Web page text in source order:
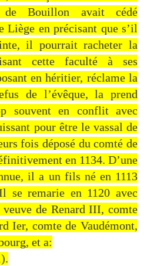
de Bouillon avait cédé
Liège en précisant que s’il
il pourrait racheter la
cette faculté à ses
en héritier, réclame la
de l’évêque, la prend
souvent en conflit avec
pour être le vassal de
fois déposé du comté de
en 1134. D’une
il a un fils né en 1113
se remarie en 1120 avec
veuve de Renard III, comte
Ier, comte de Vaudémont,
et a: